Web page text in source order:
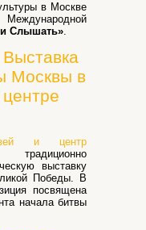
в Москве
Слышать».
Москвы в
и центр
выставку
Победы. В
посвящена
начала битвы